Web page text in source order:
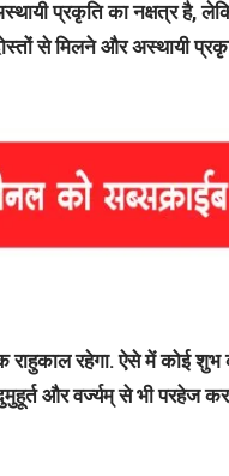
प्रकृति का नक्षत्र है,
से मिलने और अस्थायी
रहेगा. ऐसे में कोई शुभ
और वर्ज्यम् से भी परहेज